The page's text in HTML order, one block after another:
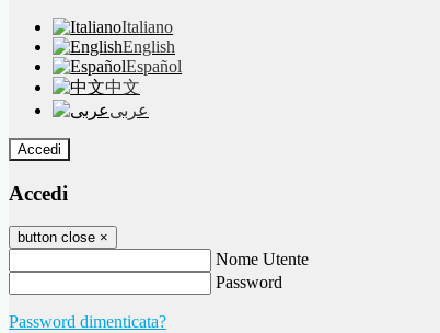
Italiano
English
Español
中文
عربى
Accedi
Accedi
button close ×
Nome Utente
Password
Password dimenticata?